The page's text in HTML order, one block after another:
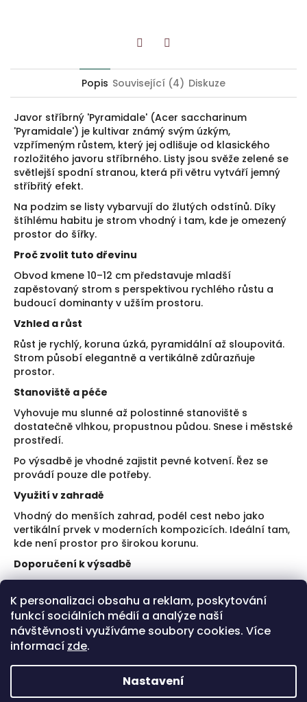
K personalizaci obsahu a reklam, poskytování
funkcí sociálních médií a analýze naší
návštěvnosti využíváme soubory cookies. Více
informací zde.
Nastavení
Popis Související (4) Diskuze
Javor stříbrný 'Pyramidale' (Acer saccharinum
'Pyramidale') je kultivar známý svým úzkým,
vzpřímeným růstem, který jej odlišuje od klasického
rozložitého javoru stříbrného. Listy jsou svěže zelené se
světlejší spodní stranou, která při větru vytváří jemný
stříbřitý efekt.
Na podzim se listy vybarvují do žlutých odstínů. Díky
štíhlému habitu je strom vhodný i tam, kde je omezený
prostor do šířky.
Proč zvolit tuto dřevinu
Obvod kmene 10–12 cm představuje mladší
zapěstovaný strom s perspektivou rychlého růstu a
budoucí dominanty v užším prostoru.
Vzhled a růst
Růst je rychlý, koruna úzká, pyramidální až sloupovitá.
Strom působí elegantně a vertikálně zdůrazňuje
prostor.
Stanoviště a péče
Vyhovuje mu slunné až polostinné stanoviště s
dostatečně vlhkou, propustnou půdou. Snese i městské
prostředí.
Po výsadbě je vhodné zajistit pevné kotvení. Řez se
provádí pouze dle potřeby.
Využití v zahradě
Vhodný do menších zahrad, podél cest nebo jako
vertikální prvek v moderních kompozicích. Ideální tam,
kde není prostor pro širokou korunu.
Doporučení k výsadbě
Počítejte s rychlým růstem a zajistěte stabilní
kotvení.
Plusy a limity
Úzký habitus vhodný do omezeného prostoru.
Vyžaduje dostatek vláhy pro optimální vývoj.